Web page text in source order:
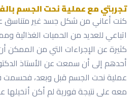
تجربتي مع عملية نحت الجسم
كنت أعاني من شكل جسد غير متناسق
اتباعي للعديد من الحميات الغذائية
كثيرة عن الإجراءات التي من
أحدهم إلى أن سمعت عن الأستاذ
عملية نحت الجسم قبل وبعد، فحسمت
معه على نتيجة فورية لم أكن أتخيلها